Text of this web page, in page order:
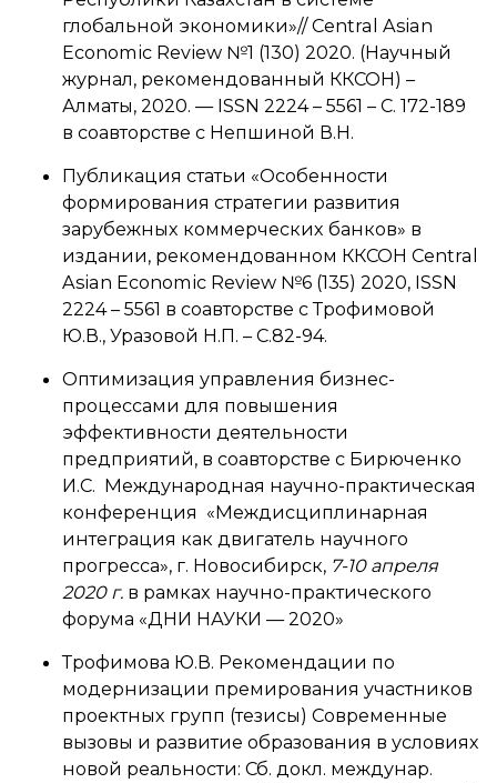
глобальной экономики»// Central Asian
Economic Review №1 (130) 2020. (Научный
журнал, рекомендованный ККСОН) –
Алматы, 2020. — ISSN 2224 – 5561 – С. 172-189
в соавторстве с Непшиной В.Н.
Публикация статьи «Особенности
формирования стратегии развития
зарубежных коммерческих банков» в
издании, рекомендованном ККСОН Central
Asian Economic Review №6 (135) 2020, ISSN
2224 – 5561 в соавторстве с Трофимовой
Ю.В., Уразовой Н.П. – С.82-94.
Оптимизация управления бизнес-
процессами для повышения
эффективности деятельности
предприятий, в соавторстве с Бирюченко
И.С. Международная научно-практическая
конференция «Междисциплинарная
интеграция как двигатель научного
прогресса», г. Новосибирск, 7-10 апреля
2020 г. в рамках научно-практического
форума «ДНИ НАУКИ — 2020»
Трофимова Ю.В. Рекомендации по
модернизации премирования участников
проектных групп (тезисы) Современные
вызовы и развитие образования в условиях
новой реальности: Сб. докл. междунар.